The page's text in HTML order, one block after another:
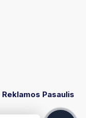
Reklamos Pasaulis